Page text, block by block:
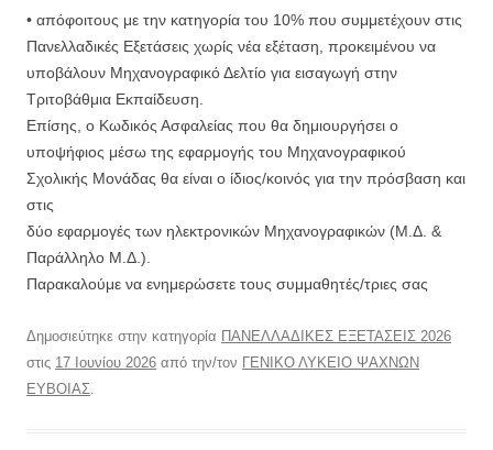
• απόφοιτους με την κατηγορία του 10% που συμμετέχουν στις
Πανελλαδικές Εξετάσεις χωρίς νέα εξέταση, προκειμένου να
υποβάλουν Μηχανογραφικό Δελτίο για εισαγωγή στην
Τριτοβάθμια Εκπαίδευση.
Επίσης, ο Κωδικός Ασφαλείας που θα δημιουργήσει ο
υποψήφιος μέσω της εφαρμογής του Μηχανογραφικού
Σχολικής Μονάδας θα είναι ο ίδιος/κοινός για την πρόσβαση και
στις
δύο εφαρμογές των ηλεκτρονικών Μηχανογραφικών (Μ.Δ. &
Παράλληλο Μ.Δ.).
Παρακαλούμε να ενημερώσετε τους συμμαθητές/τριες σας
Δημοσιεύτηκε στην κατηγορία ΠΑΝΕΛΛΑΔΙΚΕΣ ΕΞΕΤΑΣΕΙΣ 2026
στις 17 Ιουνίου 2026 από την/τον ΓΕΝΙΚΟ ΛΥΚΕΙΟ ΨΑΧΝΩΝ
ΕΥΒΟΙΑΣ